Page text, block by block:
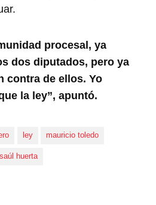
procesal, ya
dos diputados, pero ya
contra de ellos. Yo
la ley”, apuntó.
ley mauricio toledo
saúl huerta